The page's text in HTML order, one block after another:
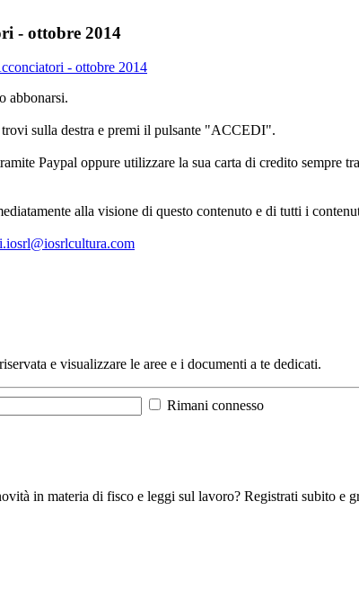
- ottobre 2014
- ottobre 2014
abbonarsi.
sulla destra e premi il pulsante "ACCEDI".
Paypal oppure utilizzare la sua carta di credito sempre
alla visione di questo contenuto e di tutti i
e visualizzare le aree e i documenti a te dedicati.
Rimani connesso
in materia di fisco e leggi sul lavoro? Registrati subito e